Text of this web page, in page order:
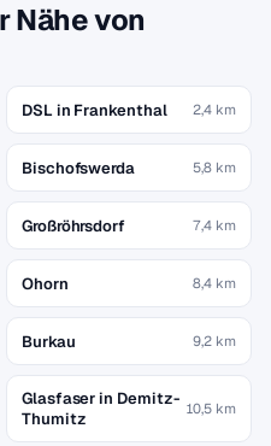
Nähe von
DSL in Frankenthal 2,4 km
Bischofswerda 5,8 km
Großröhrsdorf 7,4 km
Ohorn 8,4 km
Burkau 9,2 km
Glasfaser in Demitz-
Thumitz
10,5 km